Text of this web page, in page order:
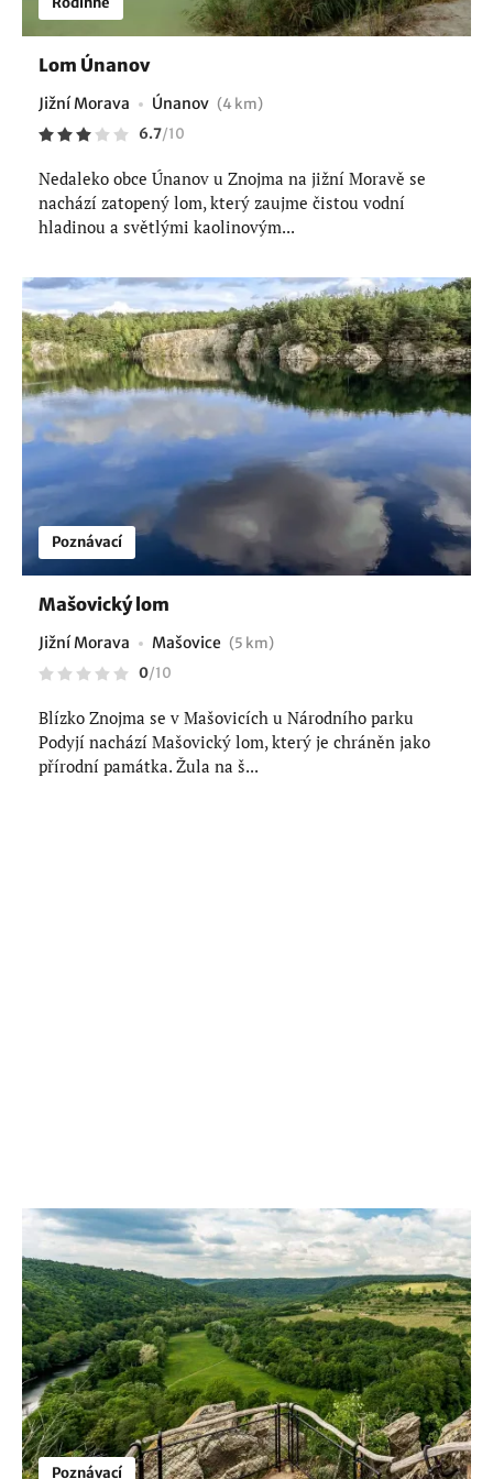
Lom Únanov
Jižní Morava Únanov (4 km)
6.7/10
Nedaleko obce Únanov u Znojma na jižní Moravě se
nachází zatopený lom, který zaujme čistou vodní
hladinou a světlými kaolinovým...
Poznávací
Mašovický lom
Jižní Morava Mašovice (5 km)
0/10
Blízko Znojma se v Mašovicích u Národního parku
Podyjí nachází Mašovický lom, který je chráněn jako
přírodní památka. Žula na š...
Poznávací